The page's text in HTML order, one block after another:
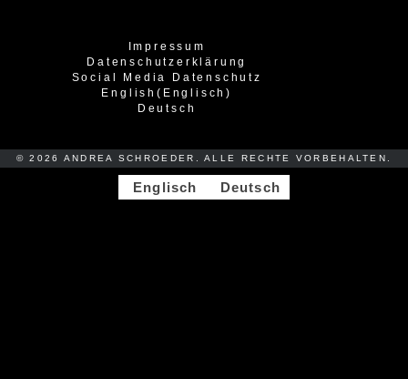
Impressum
Datenschutzerklärung
Social Media Datenschutz
English ( Englisch)
Deutsch
© 2026 ANDREA SCHROEDER. ALLE RECHTE VORBEHALTEN.
Englisch Deutsch